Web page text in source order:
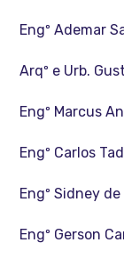
Engº Ademar
Arqº e Urb.
Engº Marcus
Engº Carlos
Engº Sidney
Engº Gerson